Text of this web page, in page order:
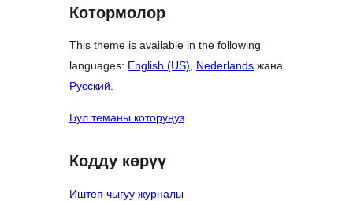
Котормолор
This theme is available in the following
languages: English (US), Nederlands жана
Русский.
Бул теманы которуңуз
Кодду көрүү
Иштеп чыгуу журналы